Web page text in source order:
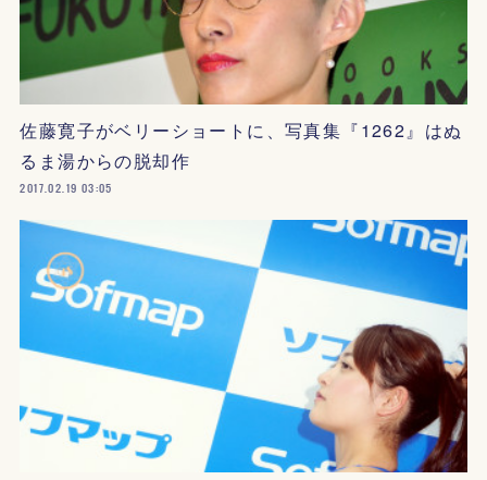
佐藤寛子がベリーショートに、写真集『1262』はぬ
るま湯からの脱却作
2017.02.19 03:05